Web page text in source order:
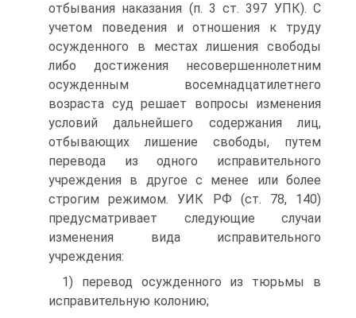
отбывания наказания (п. 3 ст. 397 УПК). С
учетом поведения и отношения к труду
осужденного в местах лишения свободы
либо достижения несовершеннолетним
осужденным восемнадцатилетнего
возраста суд решает вопросы изменения
условий дальнейшего содержания лиц,
отбывающих лишение свободы, путем
перевода из одного исправительного
учреждения в другое с менее или более
строгим режимом. УИК РФ (ст. 78, 140)
предусматривает следующие случаи
изменения вида исправительного
учреждения:
1) перевод осужденного из тюрьмы в
исправительную колонию;